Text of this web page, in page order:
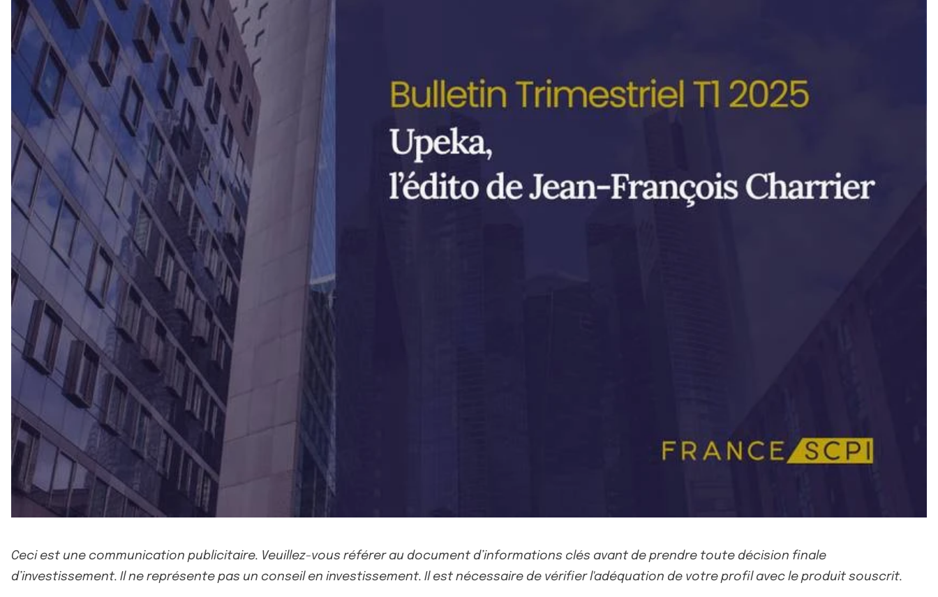
Ceci est une communication publicitaire. Veuillez-vous référer au document d’informations clés avant de prendre toute décision finale
d’investissement. Il ne représente pas un conseil en investissement. Il est nécessaire de vérifier l'adéquation de votre profil avec le produit souscrit.